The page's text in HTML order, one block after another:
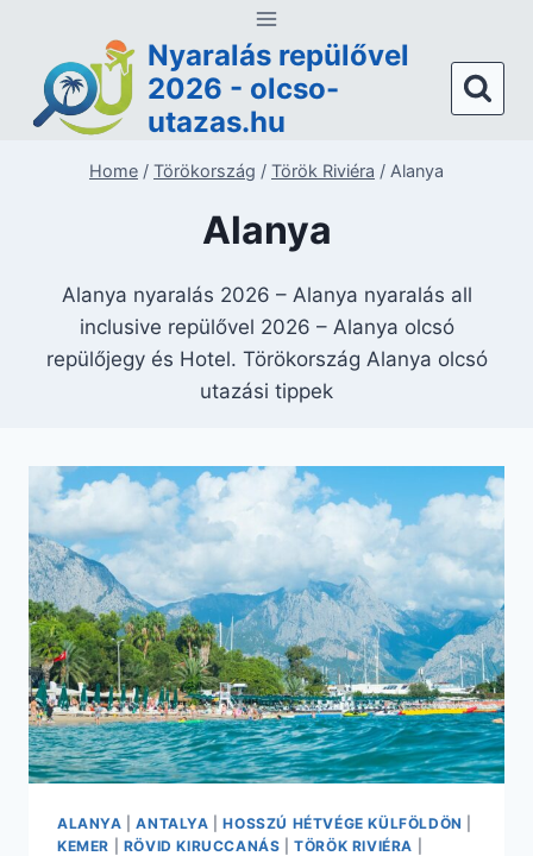
content
Nyaralás repülővel
2026 - olcso-
utazas.hu
Home / Törökország / Török Riviéra / Alanya
Alanya
Alanya nyaralás 2026 – Alanya nyaralás all
inclusive repülővel 2026 – Alanya olcsó
repülőjegy és Hotel. Törökország Alanya olcsó
utazási tippek
ALANYA |ANTALYA |HOSSZÚ HÉTVÉGE KÜLFÖLDÖN
KEMER
RÖVID KIRUCCANÁS |TÖRÖK RIVIÉRA